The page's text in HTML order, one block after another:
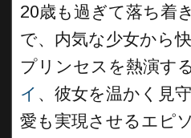
20歳も過ぎて落ち着
で、内気な少女から
プリンセスを熱演す
イ 、彼女を温かく見
愛も実現させるエピ